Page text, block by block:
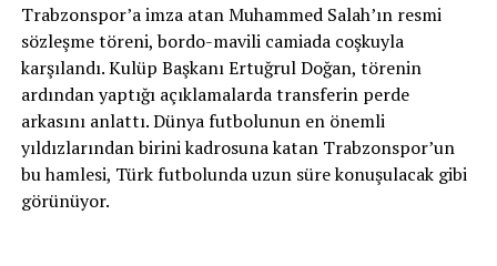
Trabzonspor’a imza atan Muhammed Salah’ın resmi
sözleşme töreni, bordo-mavili camiada coşkuyla
karşılandı. Kulüp Başkanı Ertuğrul Doğan, törenin
ardından yaptığı açıklamalarda transferin perde
arkasını anlattı. Dünya futbolunun en önemli
yıldızlarından birini kadrosuna katan Trabzonspor’un
bu hamlesi, Türk futbolunda uzun süre konuşulacak gibi
görünüyor.